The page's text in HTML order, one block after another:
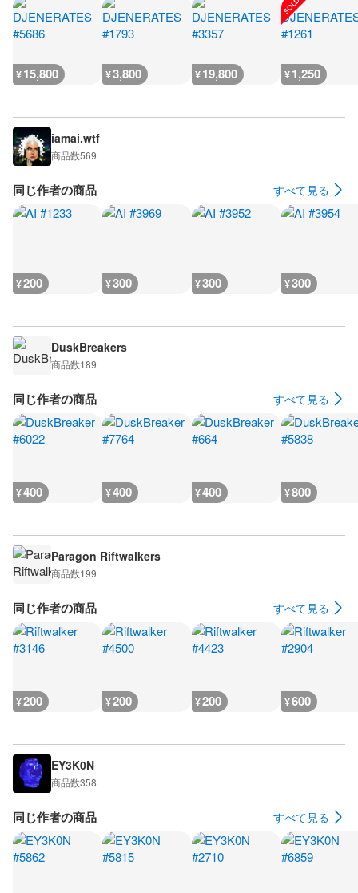
¥15,800 ¥3,800 ¥19,800 ¥1,250
iamai.wtf
商品数569
同じ作者の商品 すべて見る
¥200 ¥300 ¥300 ¥300
DuskBreakers
商品数189
同じ作者の商品 すべて見る
¥400 ¥400 ¥400 ¥800
Paragon Riftwalkers
商品数199
同じ作者の商品 すべて見る
¥200 ¥200 ¥200 ¥600
EY3K0N
商品数358
同じ作者の商品 すべて見る